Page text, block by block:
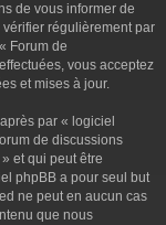
de vous informer de
régulièrement par
Forum de
vous acceptez
et mises à jour.
par « logiciel
de discussions
» et qui peut être
phpBB a pour seul but
ne peut en aucun cas
que nous